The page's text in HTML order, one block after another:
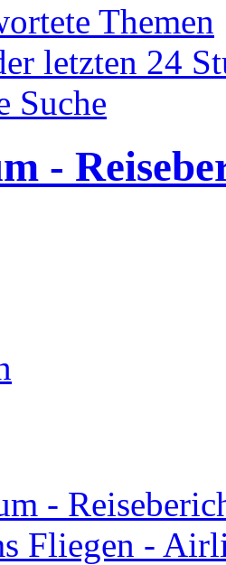
Themen
letzten 24
Suche
-
-
Fliegen -